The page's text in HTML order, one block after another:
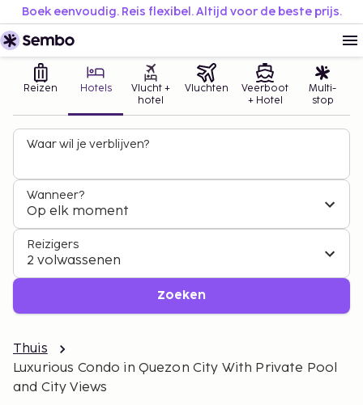
Boek eenvoudig. Reis flexibel. Altijd voor de beste prijs.
Reizen Hotels
Vlucht +
hotel
Vluchten
Veerboot
+ Hotel
Multi-
stop
Waar wil je verblijven?
Wanneer?
Op elk moment
Reizigers
2 volwassenen
Zoeken
Thuis
Luxurious Condo in Quezon City With Private Pool
and City Views